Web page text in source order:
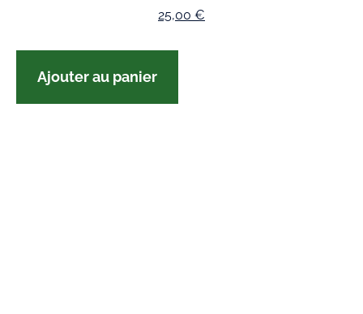
25,00 €
Ajouter au panier